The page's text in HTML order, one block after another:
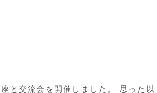
と交流会を開催しました。 思った以